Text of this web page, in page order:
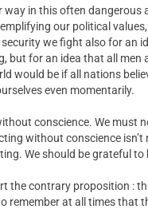
way in this often
our political
we fight also for an
but for an idea that all
would be if all nations
even momentarily.
conscience. We must
without conscience isn’t
We should be grateful
the contrary proposition :
remember at all times that